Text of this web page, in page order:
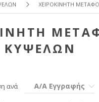
ΧΕΙΡΟΚΊΝΗΤΗ
ΚΥΨΕΛΏΝ
ανά Α/Α Εγγραφής